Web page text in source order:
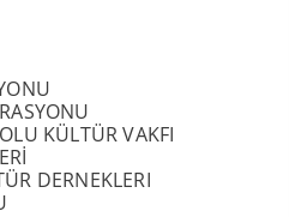
KÜLTÜR VAKFI
DERNEKLERI